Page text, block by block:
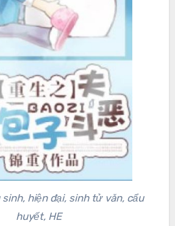
sinh, hiện đại, sinh tử văn, cẩu
huyết, HE